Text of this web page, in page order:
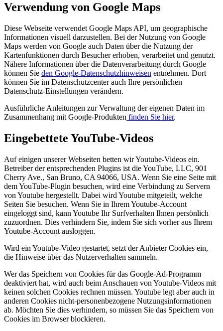
Verwendung von Google Maps
Diese Webseite verwendet Google Maps API, um geographische
Informationen visuell darzustellen. Bei der Nutzung von Google
Maps werden von Google auch Daten über die Nutzung der
Kartenfunktionen durch Besucher erhoben, verarbeitet und genutzt.
Nähere Informationen über die Datenverarbeitung durch Google
können Sie den Google-Datenschutzhinweisen entnehmen. Dort
können Sie im Datenschutzcenter auch Ihre persönlichen
Datenschutz-Einstellungen verändern.
Ausführliche Anleitungen zur Verwaltung der eigenen Daten im
Zusammenhang mit Google-Produkten finden Sie hier.
Eingebettete YouTube-Videos
Auf einigen unserer Webseiten betten wir Youtube-Videos ein.
Betreiber der entsprechenden Plugins ist die YouTube, LLC, 901
Cherry Ave., San Bruno, CA 94066, USA. Wenn Sie eine Seite mit
dem YouTube-Plugin besuchen, wird eine Verbindung zu Servern
von Youtube hergestellt. Dabei wird Youtube mitgeteilt, welche
Seiten Sie besuchen. Wenn Sie in Ihrem Youtube-Account
eingeloggt sind, kann Youtube Ihr Surfverhalten Ihnen persönlich
zuzuordnen. Dies verhindern Sie, indem Sie sich vorher aus Ihrem
Youtube-Account ausloggen.
Wird ein Youtube-Video gestartet, setzt der Anbieter Cookies ein,
die Hinweise über das Nutzerverhalten sammeln.
Wer das Speichern von Cookies für das Google-Ad-Programm
deaktiviert hat, wird auch beim Anschauen von Youtube-Videos mit
keinen solchen Cookies rechnen müssen. Youtube legt aber auch in
anderen Cookies nicht-personenbezogene Nutzungsinformationen
ab. Möchten Sie dies verhindern, so müssen Sie das Speichern von
Cookies im Browser blockieren.